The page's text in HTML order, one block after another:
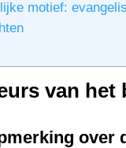
motief:
van het
over